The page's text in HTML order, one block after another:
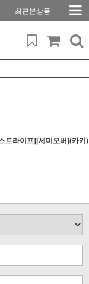
최근본상품
트라이프][세미오버](카키)